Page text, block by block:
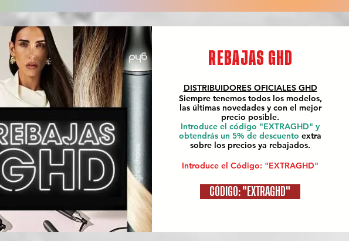
REBAJAS GHD
DISTRIBUIDORES OFICIALES GHD
Siempre tenemos todos los modelos,
las últimas novedades y con el mejor
precio posible.
Introduce el código "EXTRAGHD" y
obtendrás un 5% de descuento extra
sobre los precios ya rebajados.
Introduce el Código: "EXTRAGHD"
CÓDIGO: "EXTRAGHD"